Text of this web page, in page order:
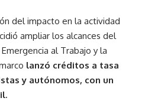
del impacto en la actividad
ampliar los alcances del
al Trabajo y la
lanzó créditos a tasa
y autónomos, con un